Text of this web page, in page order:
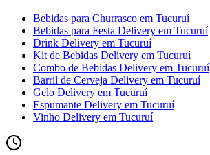
Bebidas para Churrasco em Tucuruí
Bebidas para Festa Delivery em Tucuruí
Drink Delivery em Tucuruí
Kit de Bebidas Delivery em Tucuruí
Combo de Bebidas Delivery em Tucuruí
Barril de Cerveja Delivery em Tucuruí
Gelo Delivery em Tucuruí
Espumante Delivery em Tucuruí
Vinho Delivery em Tucuruí